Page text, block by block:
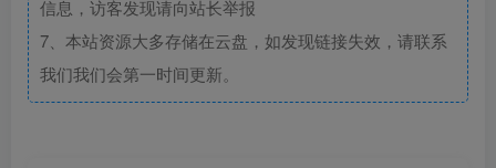
信息，访客发现请向站长举报
7、本站资源大多存储在云盘，如发现链接失效，请联系
我们我们会第一时间更新。